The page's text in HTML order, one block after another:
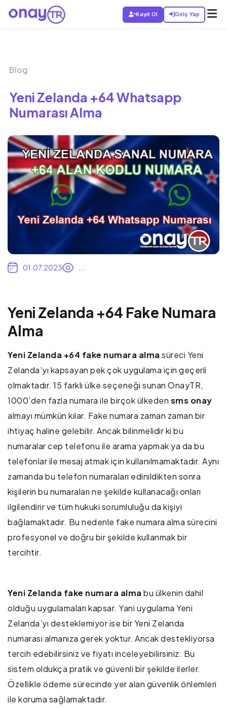
Kayıt Ol Giriş Yap
Blog
Yeni Zelanda +64 Whatsapp
Numarası Alma
01.07.2023
Yeni Zelanda +64 Fake Numara
Alma
Yeni Zelanda +64 fake numara alma süreci Yeni
Zelanda’yı kapsayan pek çok uygulama için geçerli
olmaktadır. 15 farklı ülke seçeneği sunan OnayTR,
1000’den fazla numara ile birçok ülkeden sms onay
almayı mümkün kılar. Fake numara zaman zaman bir
ihtiyaç haline gelebilir. Ancak bilinmelidir ki bu
numaralar cep telefonu ile arama yapmak ya da bu
telefonlar ile mesaj atmak için kullanılmamaktadır. Aynı
zamanda bu telefon numaraları edinildikten sonra
kişilerin bu numaraları ne şekilde kullanacağı onları
ilgilendirir ve tüm hukuki sorumluluğu da kişiyi
bağlamaktadır. Bu nedenle fake numara alma sürecini
profesyonel ve doğru bir şekilde kullanmak bir
tercihtir.
Yeni Zelanda fake numara alma bu ülkenin dahil
olduğu uygulamaları kapsar. Yani uygulama Yeni
Zelanda’yı desteklemiyor ise bir Yeni Zelanda
numarası almanıza gerek yoktur. Ancak destekliyorsa
tercih edebilirsiniz ve fiyatı inceleyebilirsiniz. Bu
sistem oldukça pratik ve güvenli bir şekilde ilerler.
Özellikle ödeme sürecinde yer alan güvenlik önlemleri
ile koruma sağlamaktadır.